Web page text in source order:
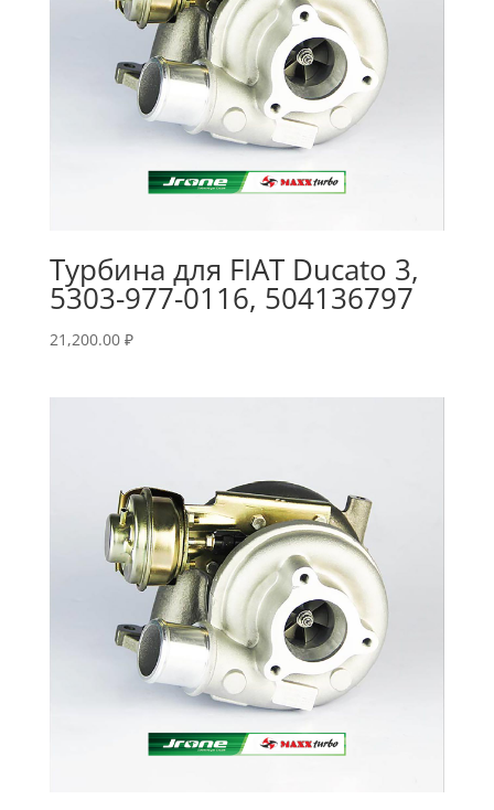
Турбина для FIAT Ducato 3,
5303-977-0116, 504136797
21,200.00 ₽